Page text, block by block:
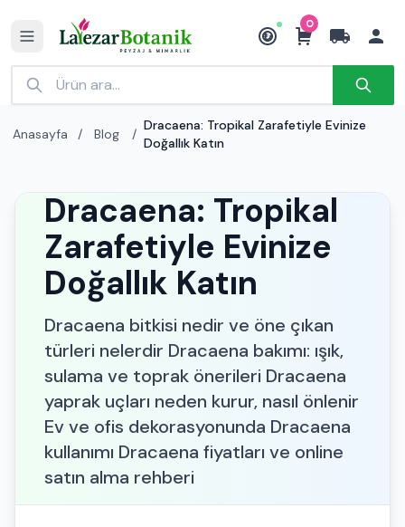
₺
0
Anasayfa / Blog /
Dracaena: Tropikal Zarafetiyle Evinize
Doğallık Katın
Dracaena: Tropikal
Zarafetiyle Evinize
Doğallık Katın
Dracaena bitkisi nedir ve öne çıkan
türleri nelerdir Dracaena bakımı: ışık,
sulama ve toprak önerileri Dracaena
yaprak uçları neden kurur, nasıl önlenir
Ev ve ofis dekorasyonunda Dracaena
kullanımı Dracaena fiyatları ve online
satın alma rehberi